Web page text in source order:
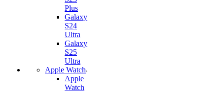
Plus
Galaxy
S24
Ultra
Galaxy
S25
Ultra
Apple Watch
Apple
Watch